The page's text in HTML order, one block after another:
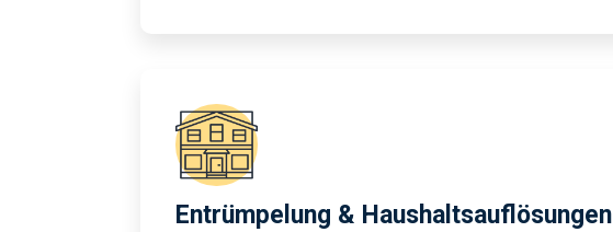
Entrümpelung & Haushaltsauflösungen